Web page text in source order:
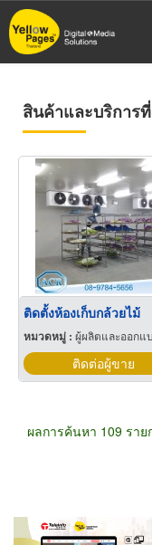
ข้าม
ไป
สินค้าและบริการ
ติดตั้งห้องเก็บกล้วยไม้
หมวดหมู่ : ผู้ผลิตและออกแบบติดตั้งห้
ติดต่อผู้ขาย
ผลการค้นหา 109 รา